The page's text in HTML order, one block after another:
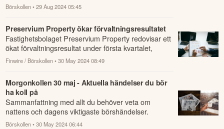
Börskollen • 29 Aug 2024 05:45
Preservium Property ökar förvaltningsresultatet
Fastighetsbolaget Preservium Property redovisar ett
ökat förvaltningsresultat under första kvartalet,
jämfört med samma period året innan.
Finwire / Börskollen • 30 May 2024 08:49
Morgonkollen 30 maj - Aktuella händelser du bör
ha koll på
Sammanfattning med allt du behöver veta om
nattens och dagens viktigaste börshändelser.
Börskollen • 30 May 2024 06:44